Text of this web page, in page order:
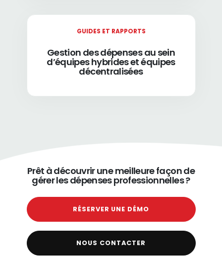
GUIDES ET RAPPORTS
Gestion des dépenses au sein
d’équipes hybrides et équipes
décentralisées
Prêt à découvrir une meilleure façon de
gérer les dépenses professionnelles ?
RÉSERVER UNE DÉMO
NOUS CONTACTER